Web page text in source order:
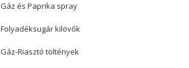
Gáz és Paprika spray
Folyadéksugár kilövők
Gáz-Riasztó töltények